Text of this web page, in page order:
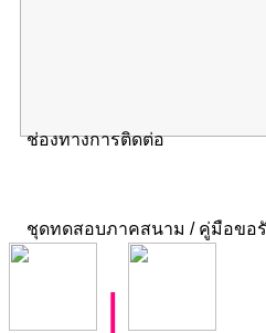
ช่องทางการติดต่อ
ชุดทดสอบภาคสนาม / คู่มือขอ